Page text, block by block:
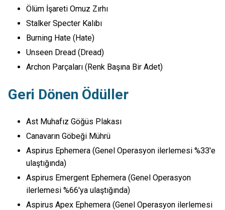
Ölüm İşareti Omuz Zırhı
Stalker Specter Kalıbı
Burning Hate (Hate)
Unseen Dread (Dread)
Archon Parçaları (Renk Başına Bir Adet)
Geri Dönen Ödüller
Ast Muhafız Göğüs Plakası
Canavarın Göbeği Mührü
Aspirus Ephemera (Genel Operasyon ilerlemesi %33'e
ulaştığında)
Aspirus Emergent Ephemera (Genel Operasyon
ilerlemesi %66'ya ulaştığında)
Aspirus Apex Ephemera (Genel Operasyon ilerlemesi